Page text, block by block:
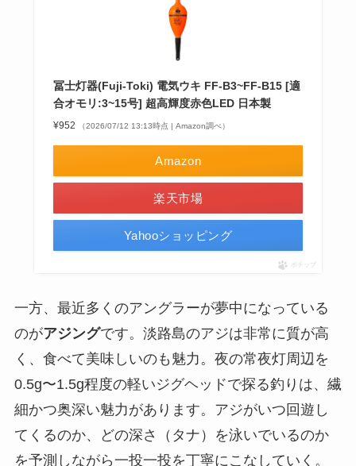
冨士灯器(Fuji-Toki) 電気ウキ FF-B3~FF-B15 [適
合オモリ:3~15号] 超高輝度赤色LED 日本製
¥952 （2026/07/12 13:13時点 | Amazon調べ）
Amazon
楽天市場
Yahooショッピング
ポチップ
一方、最近多くのアングラーが夢中になっている
のがアジングです。淡路島のアジは非常に質が高
く、食べて美味しいのも魅力。夜の常夜灯周辺を
0.5g〜1.5g程度の軽いジグヘッドで探る釣りは、繊
細かつ奥深い魅力があります。アジがいつ回遊し
てくるのか、どの深さ（タナ）を泳いでいるのか
を予測しながら一投一投を丁寧にこなしていく。